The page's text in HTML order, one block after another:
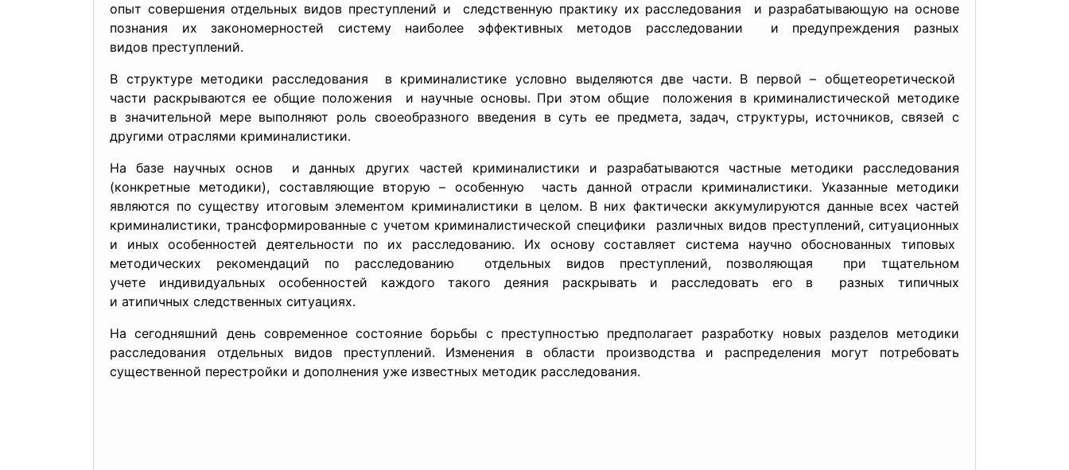
опыт совершения отдельных видов преступлений и следственную практику их расследования и разрабатывающую на основе
познания их закономерностей систему наиболее эффективных методов расследовании и предупреждения разных
видов преступлений.
В структуре методики расследования в криминалистике условно выделяются две части. В первой – общетеоретической
части раскрываются ее общие положения и научные основы. При этом общие положения в криминалистической методике
в значительной мере выполняют роль своеобразного введения в суть ее предмета, задач, структуры, источников, связей с
другими отраслями криминалистики.
На базе научных основ и данных других частей криминалистики и разрабатываются частные методики расследования
(конкретные методики), составляющие вторую – особенную часть данной отрасли криминалистики. Указанные методики
являются по существу итоговым элементом криминалистики в целом. В них фактически аккумулируются данные всех частей
криминалистики, трансформированные с учетом криминалистической специфики различных видов преступлений, ситуационных
и иных особенностей деятельности по их расследованию. Их основу составляет система научно обоснованных типовых
методических рекомендаций по расследованию отдельных видов преступлений, позволяющая при тщательном
учете индивидуальных особенностей каждого такого деяния раскрывать и расследовать его в разных типичных
и атипичных следственных ситуациях.
На сегодняшний день современное состояние борьбы с преступностью предполагает разработку новых разделов методики
расследования отдельных видов преступлений. Изменения в области производства и распределения могут потребовать
существенной перестройки и дополнения уже известных методик расследования.